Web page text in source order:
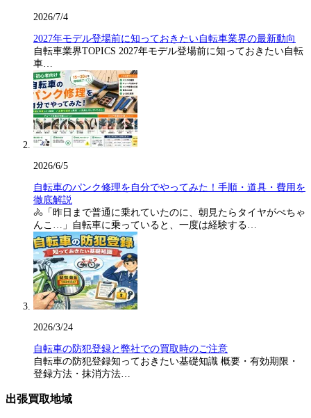
2026/7/4
2027年モデル登場前に知っておきたい自転車業界の最新動向
自転車業界TOPICS 2027年モデル登場前に知っておきたい自転
車…
2026/6/5
自転車のパンク修理を自分でやってみた！手順・道具・費用を
徹底解説
🚴「昨日まで普通に乗れていたのに、朝見たらタイヤがぺちゃ
んこ…」自転車に乗っていると、一度は経験する…
2026/3/24
自転車の防犯登録と弊社での買取時のご注意
自転車の防犯登録知っておきたい基礎知識 概要・有効期限・
登録方法・抹消方法…
出張買取地域